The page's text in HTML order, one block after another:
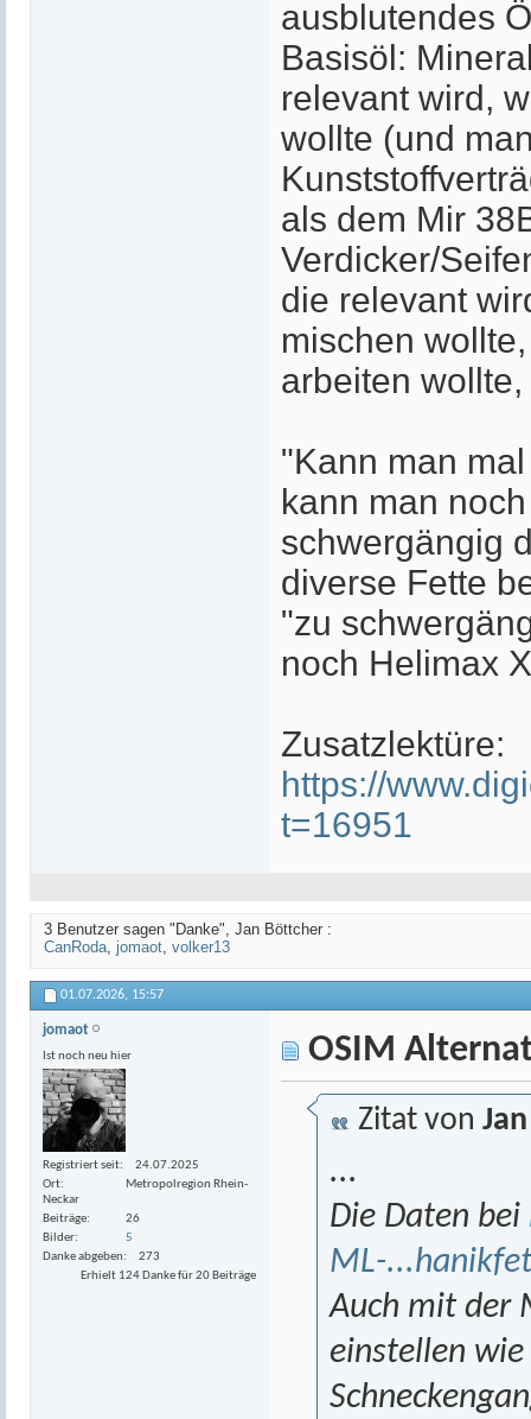
ausblutendes
Basisöl:
relevant wird,
wollte (und
als dem Mir
Verdicker/
die relevant
mischen
arbeiten
"Kann man
kann man
schwergängig
diverse Fette
"zu
noch Helimax
Zusatzlektüre:
https://
t=16951
3 Benutzer sagen "Danke", Jan Böttcher :
CanRoda, jomaot, volker13
01.07.2026, 15:57
jomaot
Ist noch neu hier
Registriert seit
24.07.2025
Ort
Metropolregion Rhein-
Neckar
Beiträge
26
Bilder
5
Danke abgeben
273
Erhielt 124 Danke für 20 Beiträge
OSIM
Zitat von
...
Die Daten bei
ML-
Auch mit der
einstellen